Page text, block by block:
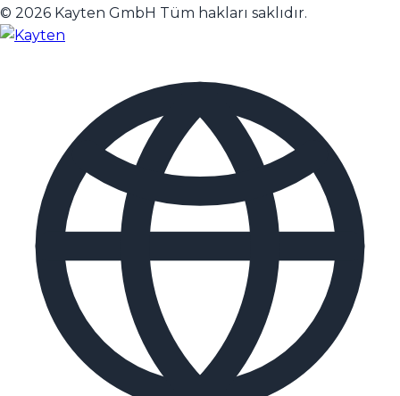
© 2026 Kayten GmbH Tüm hakları saklıdır.